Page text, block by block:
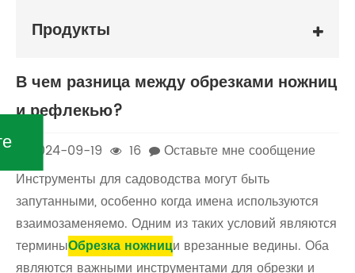
Продукты
В чем разница между обрезками ножниц
и рефлекью?
2024-09-19 16
Оставьте мне сообщение
Инструменты для садоводства могут быть
запутанными, особенно когда имена используются
взаимозаменяемо. Одним из таких условий являются
терминыОбрезка ножници врезанные ведины. Оба
являются важными инструментами для обрезки и